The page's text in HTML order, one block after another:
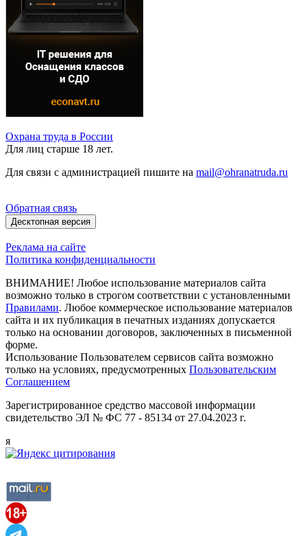
Охрана труда в России
Для лиц старше 18 лет.
Для связи с администрацией пишите на mail@ohranatruda.ru
Обратная связь
Десктопная версия
Реклама на сайте
Политика конфиденциальности
ВНИМАНИЕ! Любое использование материалов сайта
возможно только в строгом соответствии с установленными
Правилами. Любое коммерческое использование материалов
сайта и их публикация в печатных изданиях допускается
только на основании договоров, заключенных в письменной
форме.
Использование Пользователем сервисов сайта возможно
только на условиях, предусмотренных Пользовательским
Соглашением
Зарегистрированное средство массовой информации
свидетельство ЭЛ № ФС 77 - 85134 от 27.04.2023 г.
я